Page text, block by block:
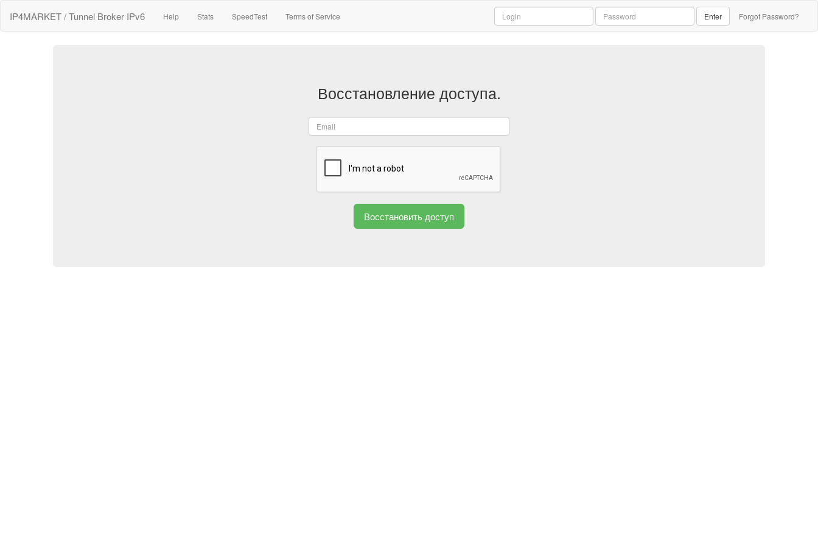
IP4MARKET / Tunnel Broker IPv6 Help Stats SpeedTest Terms of Service Forgot Password?
Enter
Восстановление доступа.
Восстановить доступ